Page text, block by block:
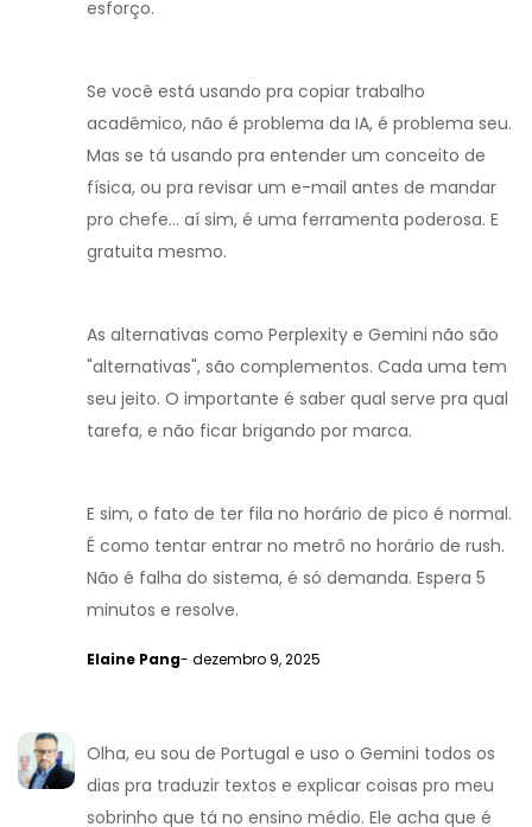
esforço.
Se você está usando pra copiar trabalho
acadêmico, não é problema da IA, é problema seu.
Mas se tá usando pra entender um conceito de
física, ou pra revisar um e-mail antes de mandar
pro chefe... aí sim, é uma ferramenta poderosa. E
gratuita mesmo.
As alternativas como Perplexity e Gemini não são
"alternativas", são complementos. Cada uma tem
seu jeito. O importante é saber qual serve pra qual
tarefa, e não ficar brigando por marca.
E sim, o fato de ter fila no horário de pico é normal.
É como tentar entrar no metrô no horário de rush.
Não é falha do sistema, é só demanda. Espera 5
minutos e resolve.
Elaine Pang- dezembro 9, 2025
Olha, eu sou de Portugal e uso o Gemini todos os
dias pra traduzir textos e explicar coisas pro meu
sobrinho que tá no ensino médio. Ele acha que é